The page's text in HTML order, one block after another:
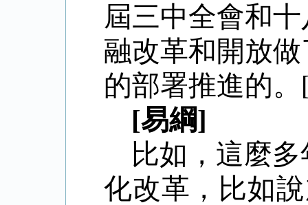
屆三中全會和
融改革和開放
的部署推進的。
[易綱]
比如，這麼
化改革，比如